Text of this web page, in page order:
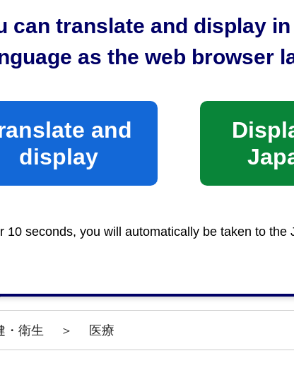
can translate and display
as the web browser
and
display
10 seconds, you will automatically be taken to the
市清水区旭町6番8号（静岡市役所清水庁舎3階）
の午前8時30分から午後5時15分まで
・衛生 ＞ 医療